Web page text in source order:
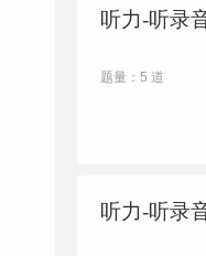
听力-听录
题量：5 道
听力-听录